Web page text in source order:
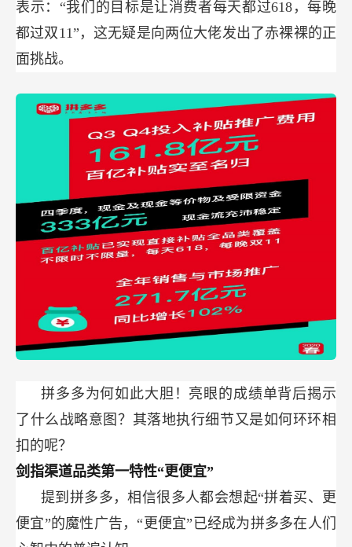
表示：“我们的目标是让消费者每天都过618，每晚
都过双11”，这无疑是向两位大佬发出了赤裸裸的正
面挑战。
拼多多为何如此大胆！亮眼的成绩单背后揭示
了什么战略意图？其落地执行细节又是如何环环相
扣的呢？
剑指渠道品类第一特性“更便宜”
提到拼多多，相信很多人都会想起“拼着买、更
便宜”的魔性广告，“更便宜”已经成为拼多多在人们